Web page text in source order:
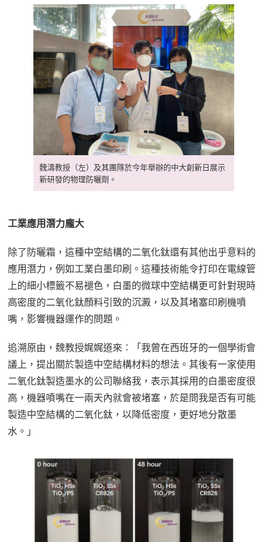
魏濤教授（左）及其團隊於今年舉辦的中大創新日展示
新研發的物理防曬劑。
工業應用潛力龐大
除了防曬霜，這種中空結構的二氧化鈦還有其他出乎意料的
應用潛力，例如工業白墨印刷。這種技術能令打印在電線管
上的細小標籤不易褪色，白墨的微球中空結構更可針對現時
高密度的二氧化鈦顏料引致的沉澱，以及其堵塞印刷機噴
嘴，影響機器運作的問題。
追溯原由，魏教授娓娓道來︰「我曾在西班牙的一個學術會
議上，提出關於製造中空結構材料的想法。其後有一家使用
二氧化鈦製造墨水的公司聯絡我，表示其採用的白墨密度很
高，機器噴嘴在一兩天內就會被堵塞，於是問我是否有可能
製造中空結構的二氧化鈦，以降低密度，更好地分散墨
水。」